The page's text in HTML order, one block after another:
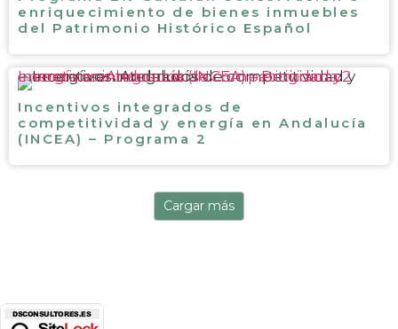
enriquecimiento de bienes inmuebles
del Patrimonio Histórico Español
Incentivos integrados de competitividad y energía en Andalucía (INCEA) – Programa 2
Incentivos integrados de
competitividad y energía en Andalucía
(INCEA) – Programa 2
Cargar más